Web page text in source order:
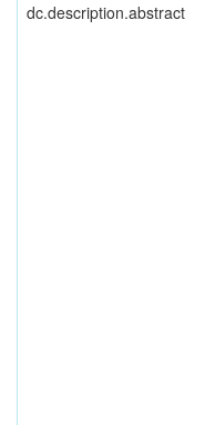
dc.description.abstract